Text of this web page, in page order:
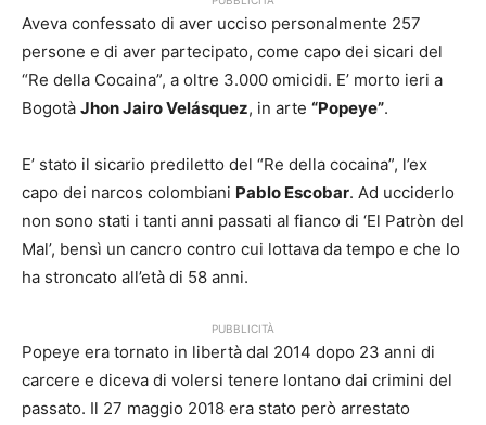
Aveva confessato di aver ucciso personalmente 257
persone e di aver partecipato, come capo dei sicari del
“Re della Cocaina”, a oltre 3.000 omicidi. E’ morto ieri a
Bogotà Jhon Jairo Velásquez, in arte “Popeye”.
E’ stato il sicario prediletto del “Re della cocaina”, l’ex
capo dei narcos colombiani Pablo Escobar. Ad ucciderlo
non sono stati i tanti anni passati al fianco di ‘El Patròn del
Mal’, bensì un cancro contro cui lottava da tempo e che lo
ha stroncato all’età di 58 anni.
PUBBLICITÀ
Popeye era tornato in libertà dal 2014 dopo 23 anni di
carcere e diceva di volersi tenere lontano dai crimini del
passato. Il 27 maggio 2018 era stato però arrestato